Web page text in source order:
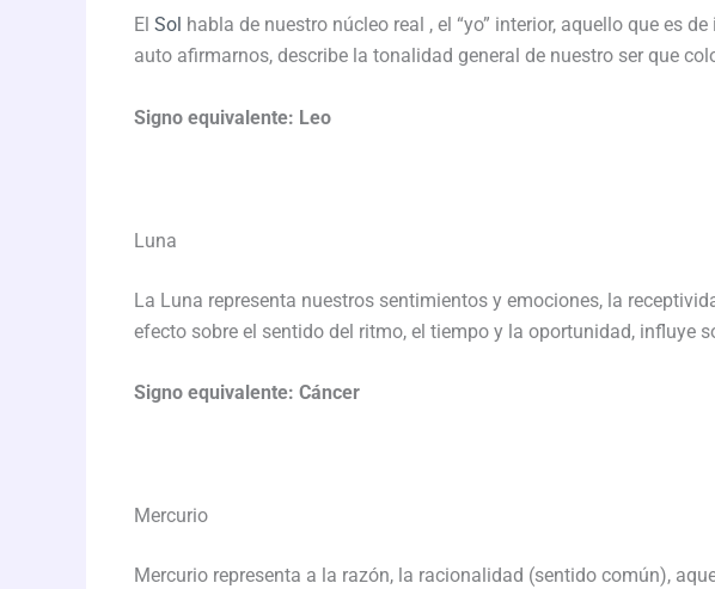
El Sol habla de nuestro núcleo real , el “yo” interior, aquello que es
auto afirmarnos, describe la tonalidad general de nuestro ser que
Signo equivalente: Leo
Luna
La Luna representa nuestros sentimientos y emociones, la
efecto sobre el sentido del ritmo, el tiempo y la oportunidad,
Signo equivalente: Cáncer
Mercurio
Mercurio representa a la razón, la racionalidad (sentido común),